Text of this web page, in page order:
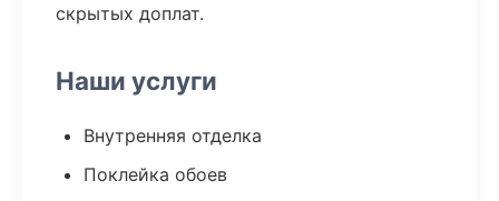
скрытых доплат.
Наши услуги
Внутренняя отделка
Поклейка обоев